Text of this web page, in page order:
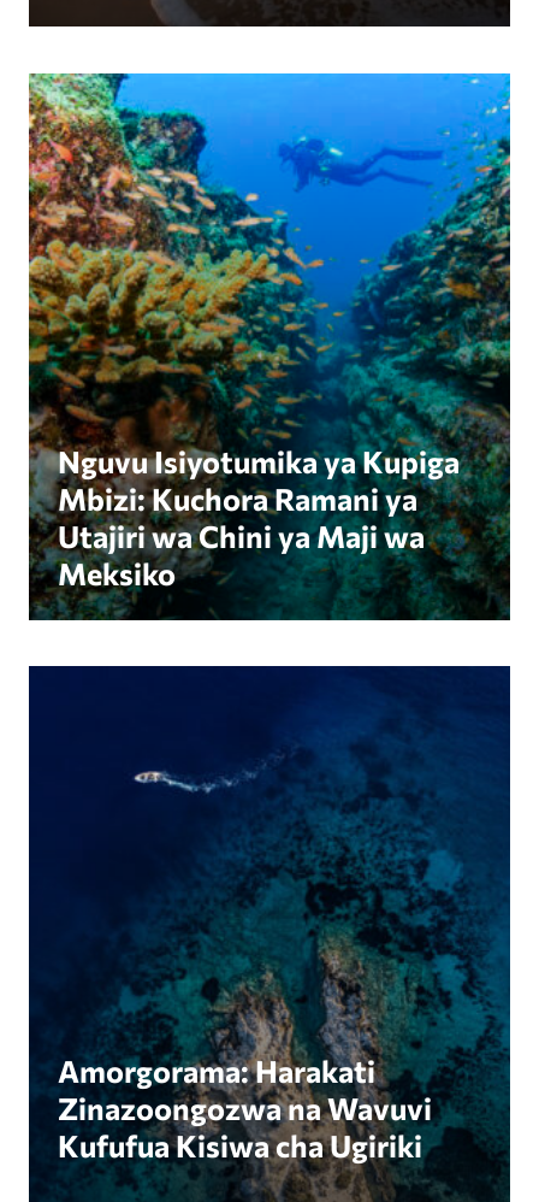
Nguvu Isiyotumika ya Kupiga Mbizi: Kuchora
Nguvu Isiyotumika ya Kupiga
Mbizi: Kuchora Ramani ya
Utajiri wa Chini ya Maji wa
Meksiko
Amorgorama: Harakati
Zinazoongozwa na Wavuvi
Kufufua Kisiwa cha Ugiriki